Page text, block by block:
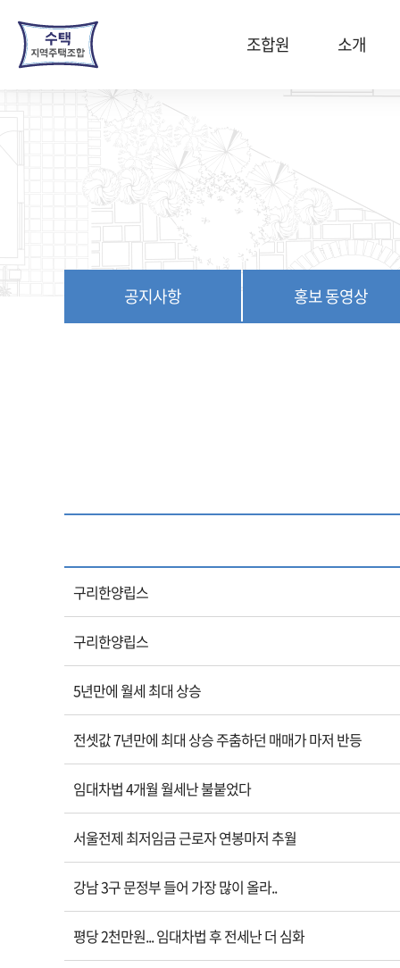
로
가
조합원 소개
공지사항 홍보 동영상
구리한양립스
구리한양립스
5년만에 월세 최대 상승
전셋값 7년만에 최대 상승 주춤하던 매매가 마저 반등
임대차법 4개월 월세난 불붙었다
서울전제 최저임금 근로자 연봉마저 추월
강남 3구 문정부 들어 가장 많이 올라..
평당 2천만원... 임대차법 후 전세난 더 심화